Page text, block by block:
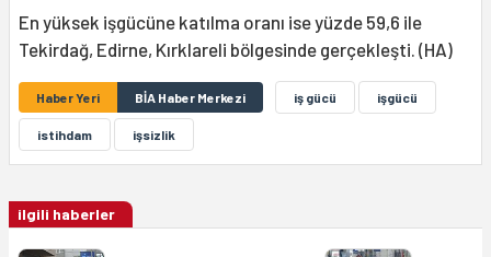
En yüksek işgücüne katılma oranı ise yüzde 59,6 ile
Tekirdağ, Edirne, Kırklareli bölgesinde gerçekleşti. (HA)
Haber Yeri BİA Haber Merkezi iş gücü işgücü
istihdam işsizlik
ilgili haberler